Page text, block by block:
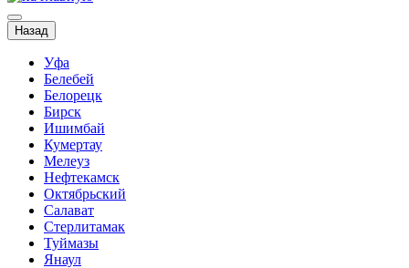
Назад
Уфа
Белебей
Белорецк
Бирск
Ишимбай
Кумертау
Мелеуз
Нефтекамск
Октябрьский
Салават
Стерлитамак
Туймазы
Янаул